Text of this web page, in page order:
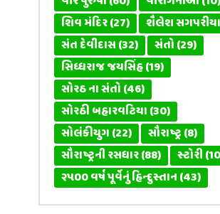
શિવ મંદિર(27) શૈલેશ સગપરીયા
સંત દેવીદાસ(32) સંતો(29)
સિધ્ધરાજ જયસિંહ(19)
સોરઠ ના સંતો(46)
સોરઠી બહારવટિયા(30)
સોલંકીયુગ(22) સૌરાષ્ટ્ર(8)
સૌરાષ્ટ્રની રસધાર(88) સ્ટોરી
૨૫૦૦ વર્ષ પૂર્વેનું હિન્દુસ્તાન(43)